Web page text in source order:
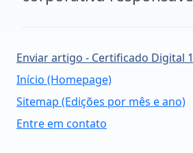
Enviar artigo - Certificado Digital
Início (Homepage)
Sitemap (Edições por mês e ano)
Entre em contato